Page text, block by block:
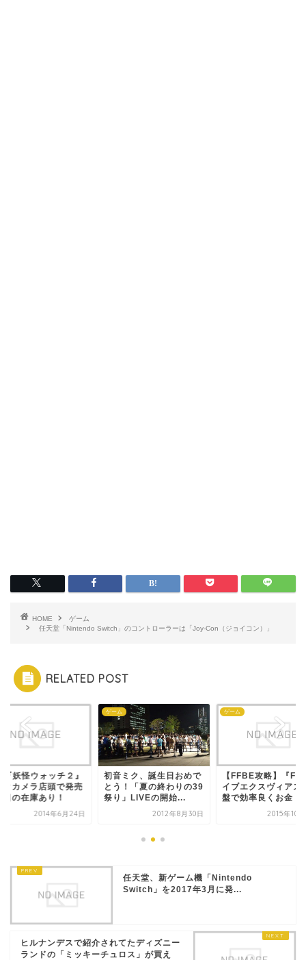
HOME
ゲーム
任天堂「Nintendo Switch」のコントローラーは「Joy-Con（ジョイコン）」
RELATED POST
『妖怪ウォッチ２』
クカメラ店頭で発売
日の在庫あり！
2014年6月24日
ゲーム
初音ミク、誕生日おめで
とう！「夏の終わりの39
祭り」LIVEの開始...
2012年8月30日
ゲーム
【FFBE攻略】『FF
イブエクスヴィアス
盤で効率良くお金（
2015年10
任天堂、新ゲーム機「Nintendo
Switch」を2017年3月に発...
ヒルナンデスで紹介されてたディズニー
ランドの「ミッキーチュロス」が買え